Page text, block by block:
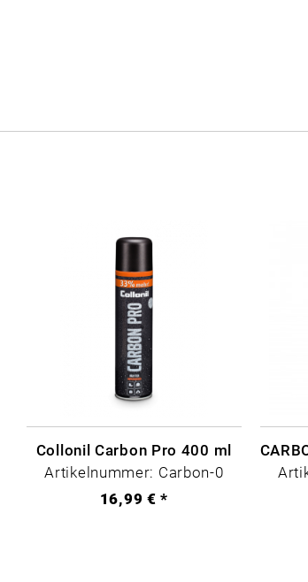
Collonil Carbon Pro 400 ml
Artikelnummer: Carbon-0
16,99 € *